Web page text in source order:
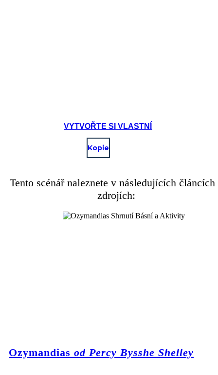
VYTVOŘTE SI VLASTNÍ
Kopie
Tento scénář naleznete v následujících článcích
zdrojích:
Ozymandias od Percy Bysshe Shelley